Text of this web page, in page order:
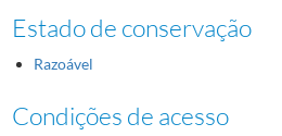
Estado de conservação
Razoável
Condições de acesso